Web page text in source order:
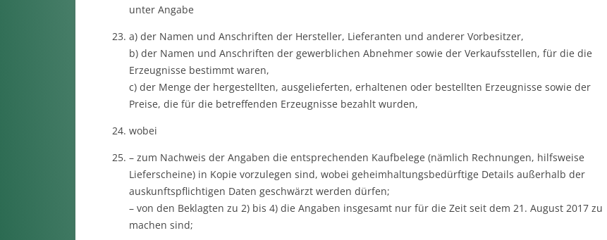
unter Angabe
a) der Namen und Anschriften der Hersteller, Lieferanten und anderer Vorbesitzer,
b) der Namen und Anschriften der gewerblichen Abnehmer sowie der Verkaufsstellen, für die die
Erzeugnisse bestimmt waren,
c) der Menge der hergestellten, ausgelieferten, erhaltenen oder bestellten Erzeugnisse sowie der
Preise, die für die betreffenden Erzeugnisse bezahlt wurden,
wobei
– zum Nachweis der Angaben die entsprechenden Kaufbelege (nämlich Rechnungen, hilfsweise
Lieferscheine) in Kopie vorzulegen sind, wobei geheimhaltungsbedürftige Details außerhalb der
auskunftspflichtigen Daten geschwärzt werden dürfen;
– von den Beklagten zu 2) bis 4) die Angaben insgesamt nur für die Zeit seit dem 21. August 2017 zu
machen sind;